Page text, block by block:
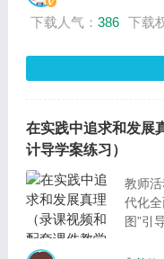
下载人气： 386 下载
在实践中追求和发展
计导学案练习）
教师
代化
图”引